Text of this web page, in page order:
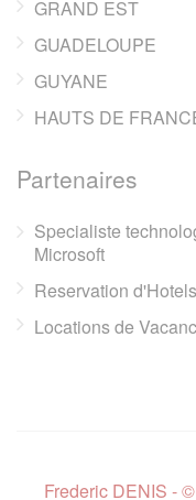
GRAND EST
GUADELOUPE
GUYANE
HAUTS DE
Partenaires
Specialiste
Microsoft
Reservation d'Hotels
Locations de
Frederic DENIS -